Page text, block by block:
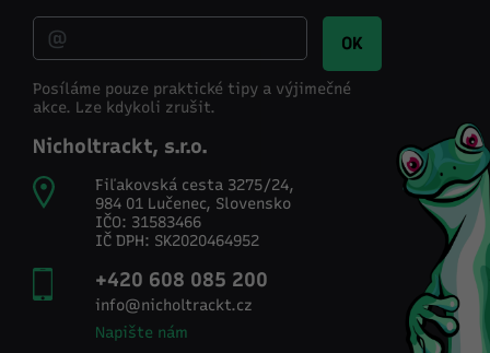
OK
Posíláme pouze praktické tipy a výjimečné
akce. Lze kdykoli zrušit.
Nicholtrackt, s.r.o.
Fiľakovská cesta 3275/24,
984 01 Lučenec, Slovensko
IČO: 31583466
IČ DPH: SK2020464952
+420 608 085 200
info@nicholtrackt.cz
Napište nám